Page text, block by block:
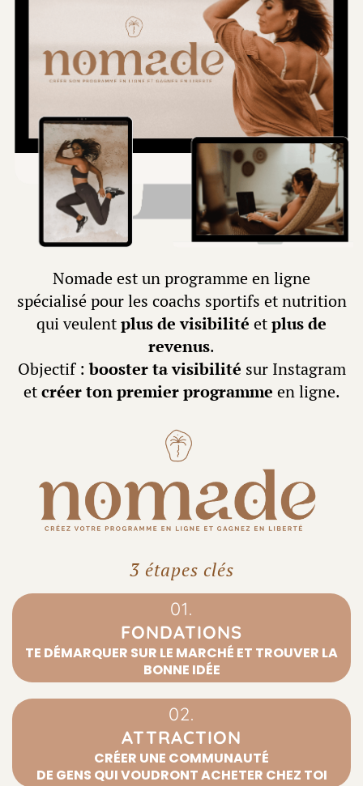
Nomade est un programme en ligne
spécialisé pour les coachs sportifs et nutrition
qui veulentplus de visibilité etplus de
revenus.
Objectif :booster ta visibilité sur Instagram
etcréer ton premier programme en ligne.
3 étapes clés
01.
FONDATIONS
TE DÉMARQUER SUR LE MARCHÉ ET TROUVER LA
BONNE IDÉE
02.
ATTRACTION
CRÉER UNE COMMUNAUTÉ
DE GENS QUI VOUDRONT ACHETER CHEZ TOI